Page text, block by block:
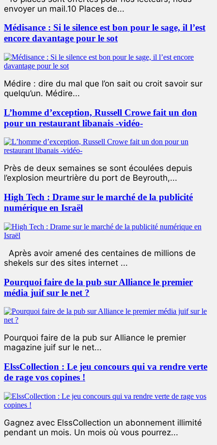
envoyer un mail.10 Places de...
Médisance : Si le silence est bon pour le sage, il l’est
encore davantage pour le sot
Médire : dire du mal que l’on sait ou croit savoir sur
quelqu’un. Médire...
L’homme d’exception, Russell Crowe fait un don
pour un restaurant libanais -vidéo-
Près de deux semaines se sont écoulées depuis
l’explosion meurtrière du port de Beyrouth,...
High Tech : Drame sur le marché de la publicité
numérique en Israël
Après avoir amené des centaines de millions de
shekels sur des sites internet ...
Pourquoi faire de la pub sur Alliance le premier
média juif sur le net ?
Pourquoi faire de la pub sur Alliance le premier
magazine juif sur le net...
ElssCollection : Le jeu concours qui va rendre verte
de rage vos copines !
Gagnez avec ElssCollection un abonnement illimité
pendant un mois. Un mois où vous pourrez...